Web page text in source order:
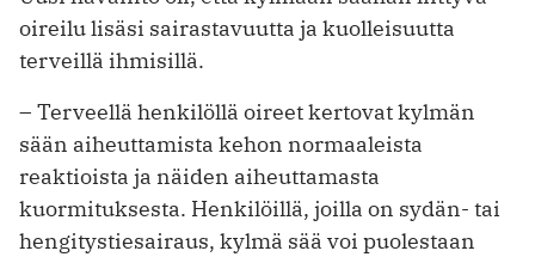
oireilu lisäsi sairastavuutta ja kuolleisuutta
terveillä ihmisillä.
– Terveellä henkilöllä oireet kertovat kylmän
sään aiheuttamista kehon normaaleista
reaktioista ja näiden aiheuttamasta
kuormituksesta. Henkilöillä, joilla on sydän- tai
hengitystiesairaus, kylmä sää voi puolestaan